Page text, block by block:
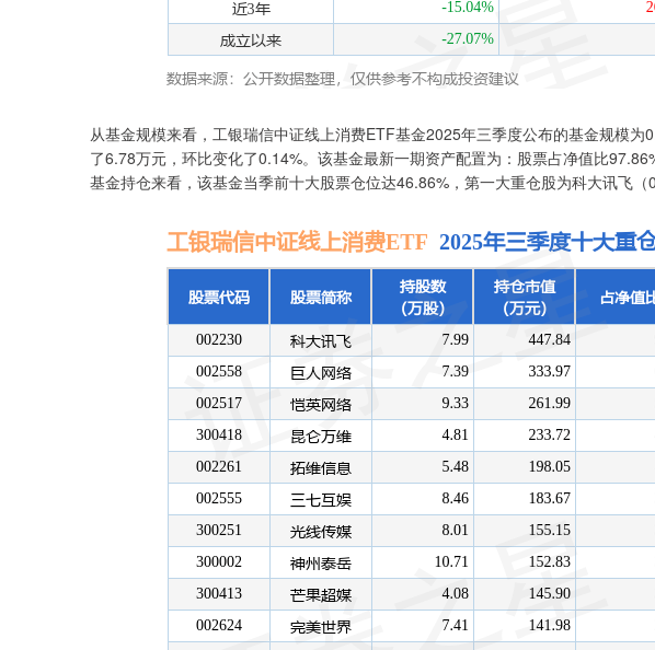
从基金规模来看，工银瑞信中证线上消费ETF基金2025年三季度公布的基金规模
了6.78万元，环比变化了0.14%。该基金最新一期资产配置为：股票占净值比
基金持仓来看，该基金当季前十大股票仓位达46.86%，第一大重仓股为科大讯飞（